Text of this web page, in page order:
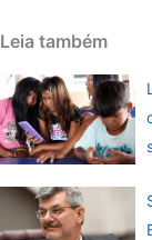
Leia também